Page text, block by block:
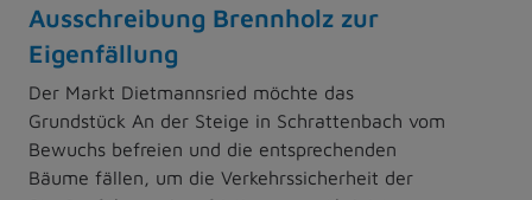
Ausschreibung Brennholz zur
Eigenfällung
Der Markt Dietmannsried möchte das
Grundstück An der Steige in Schrattenbach vom
Bewuchs befreien und die entsprechenden
Bäume fällen, um die Verkehrssicherheit der